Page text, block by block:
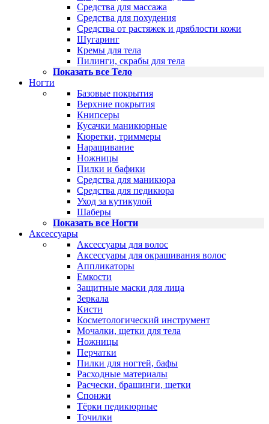
Средства для массажа
Средства для похудения
Средства от растяжек и дряблости кожи
Шугаринг
Кремы для тела
Пилинги, скрабы для тела
Показать все Тело
Ногти
Базовые покрытия
Верхние покрытия
Книпсеры
Кусачки маникюрные
Кюретки, триммеры
Наращивание
Ножницы
Пилки и бафики
Средства для маникюра
Средства для педикюра
Уход за кутикулой
Шаберы
Показать все Ногти
Аксессуары
Аксессуары для волос
Аксессуары для окрашивания волос
Аппликаторы
Емкости
Защитные маски для лица
Зеркала
Кисти
Косметологический инструмент
Мочалки, щетки для тела
Ножницы
Перчатки
Пилки для ногтей, бафы
Расходные материалы
Расчески, брашинги, щетки
Спонжи
Тёрки педикюрные
Точилки